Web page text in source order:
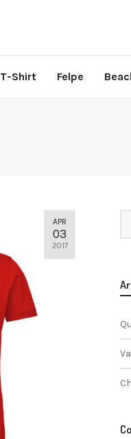
T-Shirt Felpe
APR
03
2017